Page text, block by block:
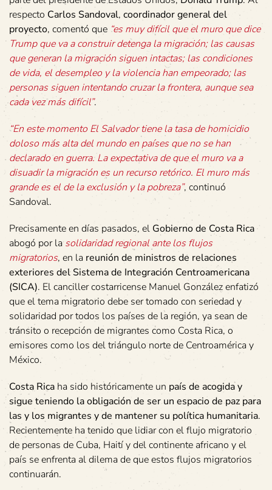
respecto Carlos Sandoval, coordinador general del
proyecto, comentó que “es muy difícil que el muro que dice
Trump que va a construir detenga la migración; las causas
que generan la migración siguen intactas; las condiciones
de vida, el desempleo y la violencia han empeorado; las
personas siguen intentando cruzar la frontera, aunque sea
cada vez más difícil”.
“En este momento El Salvador tiene la tasa de homicidio
doloso más alta del mundo en países que no se han
declarado en guerra. La expectativa de que el muro va a
disuadir la migración es un recurso retórico. El muro más
grande es el de la exclusión y la pobreza”, continuó
Sandoval.
Precisamente en días pasados, el Gobierno de Costa Rica
abogó por lasolidaridad regional ante los flujos
migratorios, en la reunión de ministros de relaciones
exteriores del Sistema de Integración Centroamericana
(SICA). El canciller costarricense Manuel González enfatizó
que el tema migratorio debe ser tomado con seriedad y
solidaridad por todos los países de la región, ya sean de
tránsito o recepción de migrantes como Costa Rica, o
emisores como los del triángulo norte de Centroamérica y
México.
Costa Rica ha sido históricamente un país de acogida y
sigue teniendo la obligación de ser un espacio de paz para
las y los migrantes y de mantener su política humanitaria.
Recientemente ha tenido que lidiar con el flujo migratorio
de personas de Cuba, Haití y del continente africano y el
país se enfrenta al dilema de que estos flujos migratorios
continuarán.